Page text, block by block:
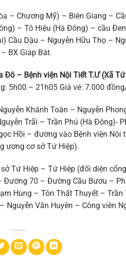
– Chương Mỹ) – Biên Giang –
– Tô Hiệu (Hà Đông) – cầu
Cầu Dậu – Nguyễn Hữu Thọ –
BX Giáp Bát.
Đô – Bệnh viện Nội Tiết T.Ư (Xã
5h00 – 21h05 Giá vé: 7.000
Khánh Toàn – Nguyễn
Trãi – Trần Phú (Hà Đông)-
Hồi – đường vào Bệnh viện Nội
ương cơ sở Tứ Hiệp).
Tứ Hiệp – Tứ Hiệp (đối diện
70 – Đường Cầu Bươu –
Hùng – Tôn Thất Thuyết – Trần
Nguyễn Văn Huyên – Công viên